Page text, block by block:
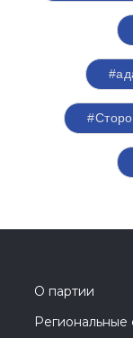
О партии
Региональные